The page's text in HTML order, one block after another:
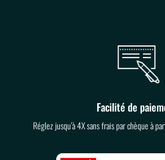
Facilité de
Réglez jusqu’à 4X sans frais par chèque à